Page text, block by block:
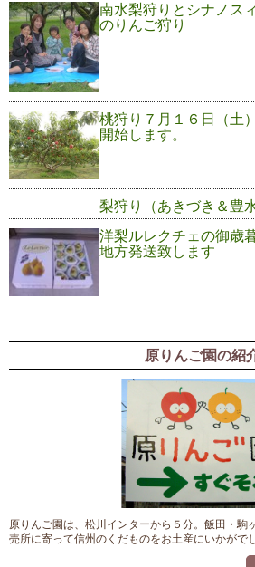
南水梨狩りとシナノス
のりんご狩り
桃狩り７月１６日（土
開始します。
梨狩り（あきづき＆豊水
洋梨ルレクチェの御歳
地方発送致します
原りんご園の紹
原りんご園は、松川インターから５分。飯田・駒
売所に寄って信州のくだものをお土産にいかがで